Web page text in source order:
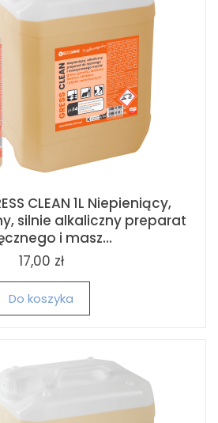
CLEAN 1L Niepieniący,
silnie alkaliczny preparat
i masz...
17,00 zł
Do koszyka